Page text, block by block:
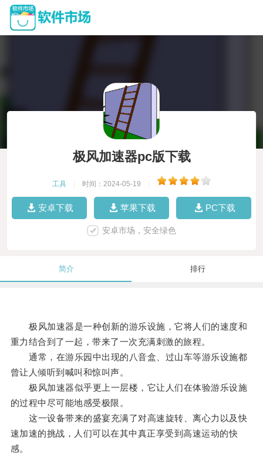
极风加速器pc版下载
工具 时间：2024-05-19
安卓下载 苹果下载 PC下载
安卓市场，安全绿色
简介 排行
极风加速器是一种创新的游乐设施，它将人们的速度和
重力结合到了一起，带来了一次充满刺激的旅程。
通常，在游乐园中出现的八音盒、过山车等游乐设施都
曾让人倾听到喊叫和惊叫声。
极风加速器似乎更上一层楼，它让人们在体验游乐设施
的过程中尽可能地感受极限。
这一设备带来的盛宴充满了对高速旋转、离心力以及快
速加速的挑战，人们可以在其中真正享受到高速运动的快
感。